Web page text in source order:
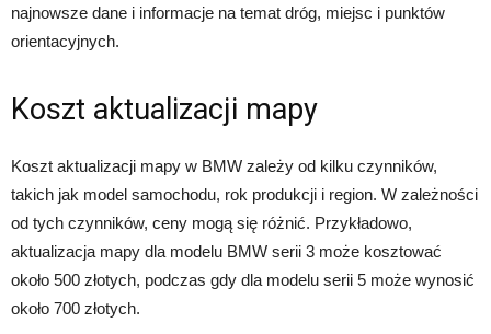
najnowsze dane i informacje na temat dróg, miejsc i punktów
orientacyjnych.
Koszt aktualizacji mapy
Koszt aktualizacji mapy w BMW zależy od kilku czynników,
takich jak model samochodu, rok produkcji i region. W zależności
od tych czynników, ceny mogą się różnić. Przykładowo,
aktualizacja mapy dla modelu BMW serii 3 może kosztować
około 500 złotych, podczas gdy dla modelu serii 5 może wynosić
około 700 złotych.